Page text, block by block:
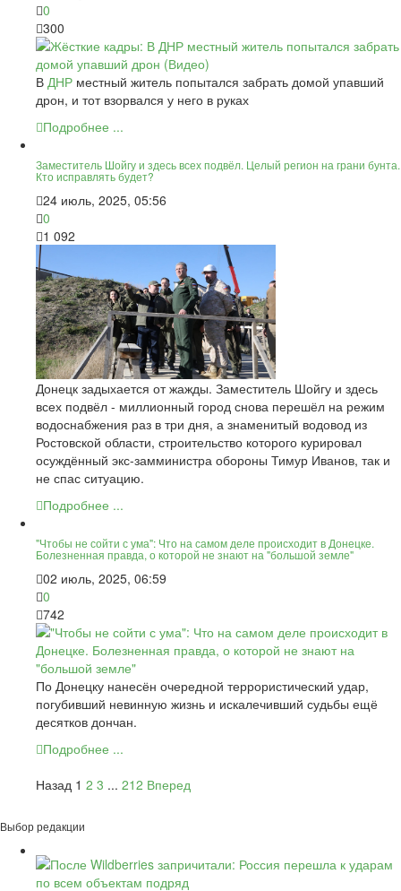
0
300
В ДНР местный житель попытался забрать домой упавший
дрон, и тот взорвался у него в руках
Подробнее ...
Заместитель Шойгу и здесь всех подвёл. Целый регион на грани бунта.
Кто исправлять будет?
24 июль, 2025, 05:56
0
1 092
Донецк задыхается от жажды. Заместитель Шойгу и здесь
всех подвёл - миллионный город снова перешёл на режим
водоснабжения раз в три дня, а знаменитый водовод из
Ростовской области, строительство которого курировал
осуждённый экс-замминистра обороны Тимур Иванов, так и
не спас ситуацию.
Подробнее ...
"Чтобы не сойти с ума": Что на самом деле происходит в Донецке.
Болезненная правда, о которой не знают на "большой земле"
02 июль, 2025, 06:59
0
742
По Донецку нанесён очередной террористический удар,
погубивший невинную жизнь и искалечивший судьбы ещё
десятков дончан.
Подробнее ...
Назад 1 2 3 ... 212 Вперед
Выбор редакции